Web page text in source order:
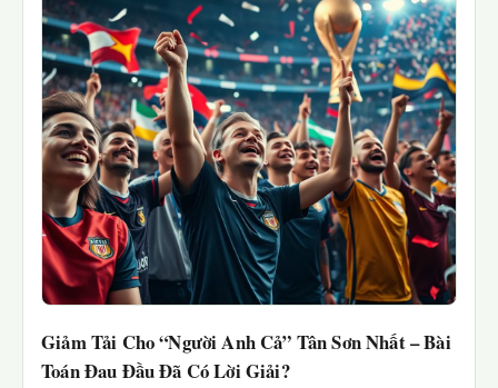
Giảm Tải Cho “Người Anh Cả” Tân Sơn Nhất – Bài
Toán Đau Đầu Đã Có Lời Giải?